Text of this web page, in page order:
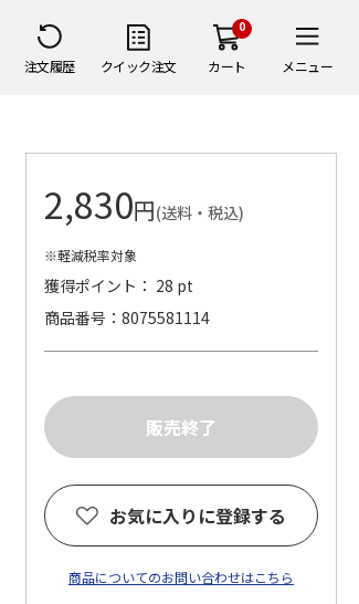
注文履歴 クイック注文
0
カート メニュー
2,830円(送料・税込)
※軽減税率対象
獲得ポイント： 28 pt
商品番号
8075581114
お気に入りに登録する
商品についてのお問い合わせはこちら